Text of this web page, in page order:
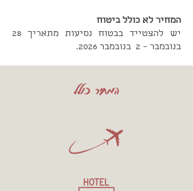
המחיר לא כולל ביטוח
יש להצטייד בבטוח נסיעות מתאריך 28
בנובמבר – 2 בנובמבר 2026.
המחיר כולל